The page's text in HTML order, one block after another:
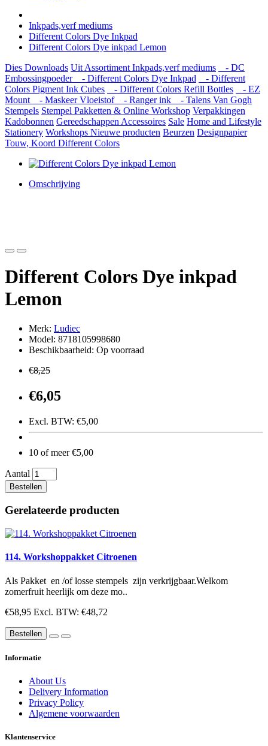
Inkpads,verf mediums
Different Colors Dye Inkpad
Different Colors Dye inkpad Lemon
Dies Downloads Uit Assortiment Inkpads,verf mediums
- DC
Embossingpoeder
- Different Colors Dye Inkpad
- Different
Colors Pigment Ink Cubes
- Different Colors Refill Bottles
- EZ
Mount
- Maskeer Vloeistof - Ranger ink
- Talens Van Gogh
Stempels Stempel Pakketten & Online Workshop Verpakkingen
Kadobonnen Gereedschappen Accessoires Sale Home and Lifestyle
Stationery Workshops Nieuwe producten Beurzen Designpapier
Touw, Koord Different Colors
Omschrijving
Different Colors Dye inkpad
Lemon
Merk: Ludiec
Model: 8718105998680
Beschikbaarheid: Op voorraad
€8,25
€6,05
Excl. BTW: €5,00
10 of meer €5,00
Aantal
Bestellen
Gerelateerde producten
114. Workshoppakket Citroenen
Als Pakket en /of losse stempels zijn verkrijgbaar.Welkom
zomerfruit heerlijk om deze mo..
€58,95 Excl. BTW: €48,72
Bestellen
Informatie
About Us
Delivery Information
Privacy Policy
Algemene voorwaarden
Klantenservice